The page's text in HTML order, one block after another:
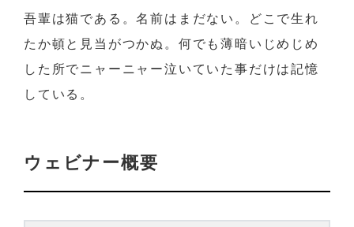
吾輩は猫である。名前はまだない。どこで生れ
たか頓と見当がつかぬ。何でも薄暗いじめじめ
した所でニャーニャー泣いていた事だけは記憶
している。
ウェビナー概要